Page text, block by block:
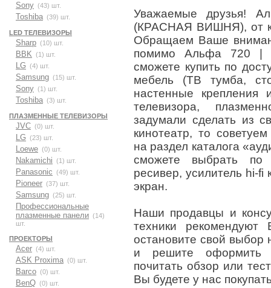
Sony (43) шт.
Toshiba (39) шт.
LED ТЕЛЕВИЗОРЫ
Sharp (10) шт.
BBK (1) шт.
LG (4) шт.
Samsung (15) шт.
Sony (1) шт.
Toshiba (3) шт.
ПЛАЗМЕННЫЕ ТЕЛЕВИЗОРЫ
JVC (0) шт.
LG (23) шт.
Loewe (0) шт.
Nakamichi (1) шт.
Panasonic (49) шт.
Pioneer (37) шт.
Samsung (25) шт.
Профессиональные
плазменные панели (14)
шт.
ПРОЕКТОРЫ
Acer (4) шт.
ASK Proxima (0) шт.
Barco (0) шт.
BenQ (0) шт.
Уважаемые друзья!
(КРАСНАЯ ВИШНЯ), от
Обращаем Ваше
помимо Альфа 720 |
сможете купить по
мебель (ТВ тумба,
настенные крепления
телевизора,
задумали сделать из
кинотеатр, то
на раздел каталога
сможете выбрать по
ресивер, усилитель hi-fi
экран.
Наши продавцы и
техники
остановите свой
и решите оформить
почитать обзор или
Вы будете у нас